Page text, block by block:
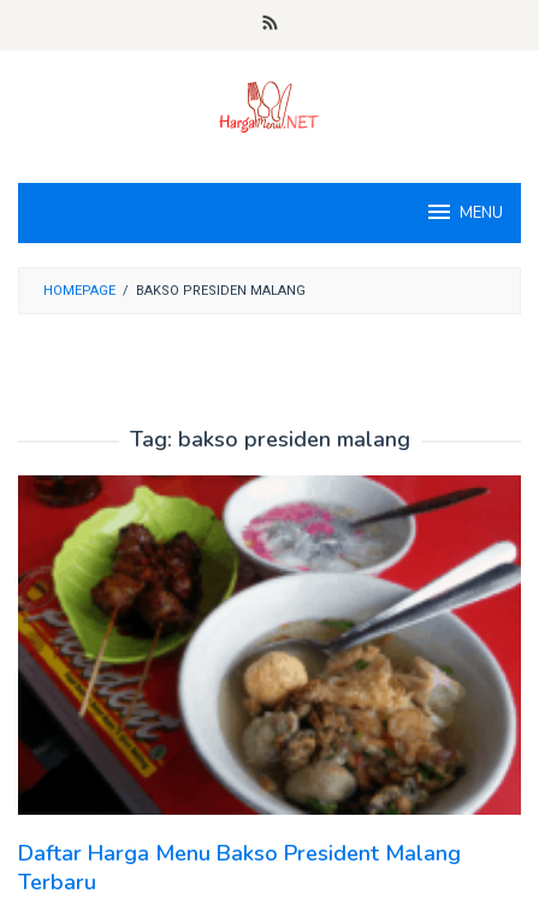
MENU
HOMEPAGE / BAKSO PRESIDEN MALANG
Tag: bakso presiden malang
Daftar Harga Menu Bakso President Malang
Terbaru